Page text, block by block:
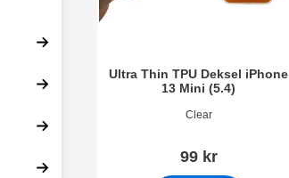
Ultra Thin TPU Deksel iPhone
13 Mini (5.4)
Varenummer 41913
Clear
99 kr